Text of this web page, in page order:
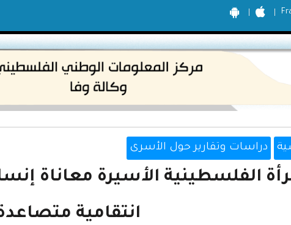
دراسات وتقارير حول الأسرى
الفلسطينية الأسيرة معاناة
انتقامية